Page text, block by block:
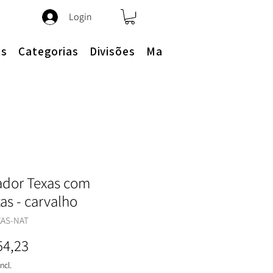
Login
Categorias Divisões Mais
Texas com
- carvalho
NAT